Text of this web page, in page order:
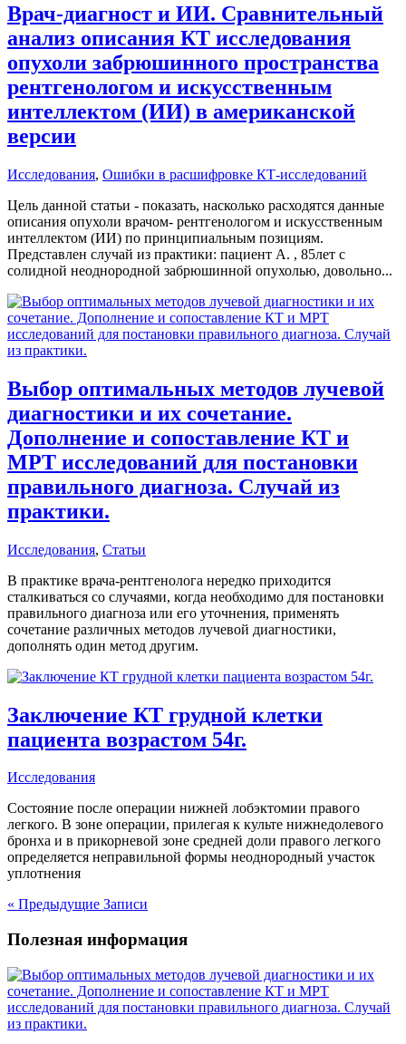
Врач-диагност и ИИ. Сравнительный
анализ описания КТ исследования
опухоли забрюшинного пространства
рентгенологом и искусственным
интеллектом (ИИ) в американской
версии
Исследования, Ошибки в расшифровке КТ-исследований
Цель данной статьи - показать, насколько расходятся данные
описания опухоли врачом- рентгенологом и искусственным
интеллектом (ИИ) по принципиальным позициям.
Представлен случай из практики: пациент А. , 85лет с
солидной неоднородной забрюшинной опухолью, довольно...
Выбор оптимальных методов лучевой
диагностики и их сочетание.
Дополнение и сопоставление КТ и
МРТ исследований для постановки
правильного диагноза. Случай из
практики.
Исследования, Статьи
В практике врача-рентгенолога нередко приходится
сталкиваться со случаями, когда необходимо для постановки
правильного диагноза или его уточнения, применять
сочетание различных методов лучевой диагностики,
дополнять один метод другим.
Заключение КТ грудной клетки
пациента возрастом 54г.
Исследования
Состояние после операции нижней лобэктомии правого
легкого. В зоне операции, прилегая к культе нижнедолевого
бронха и в прикорневой зоне средней доли правого легкого
определяется неправильной формы неоднородный участок
уплотнения
« Предыдущие Записи
Полезная информация